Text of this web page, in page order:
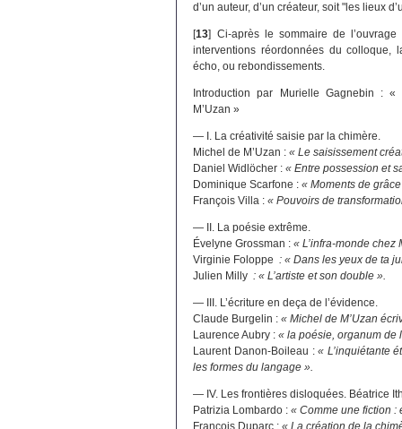
d’un auteur, d’un créateur, soit "les lieux
[13] Ci-après le sommaire de
interventions réordonnées du colloque,
écho, ou rebondissements.
Introduction par Murielle Gagnebin :
M’Uzan »
— I. La créativité saisie par la chimère.
Michel de M’Uzan :« Le saisissement
Daniel Widlöcher :« Entre possession et
Dominique Scarfone :« Moments de
François Villa :« Pouvoirs de
— II. La poésie extrême.
Évelyne Grossman :« L’infra-monde chez
Virginie Foloppe : « Dans les yeux de ta
Julien Milly : « L’artiste et son double ».
— III. L’écriture en deça de l’évidence.
Claude Burgelin :« Michel de M’Uzan
Laurence Aubry :« la poésie, organum de
Laurent Danon-Boileau :« L’inquiétante
les formes du langage ».
— IV. Les frontières disloquées. Béatrice
Patrizia Lombardo :« Comme une fiction
François Duparc :« La création de la